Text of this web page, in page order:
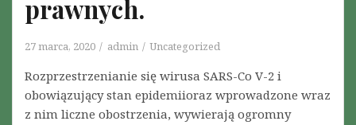
N
E
O
z
l
ą
d
prawnych.
27 marca, 2020 admin Uncategorized
Rozprzestrzenianie się wirusa SARS-Co V-2 i
obowiązujący stan epidemiioraz wprowadzone wraz
z nim liczne obostrzenia, wywierają ogromny